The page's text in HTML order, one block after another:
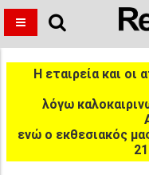
Η εταιρεία και οι
λόγω
ενώ ο εκθεσιακός